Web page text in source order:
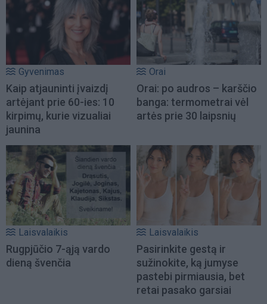
Gyvenimas
Kaip atjauninti įvaizdį
artėjant prie 60-ies: 10
kirpimų, kurie vizualiai
jaunina
Orai
Orai: po audros – karščio
banga: termometrai vėl
artės prie 30 laipsnių
Laisvalaikis
Rugpjūčio 7-ąją vardo
dieną švenčia
Laisvalaikis
Pasirinkite gestą ir
sužinokite, ką jumyse
pastebi pirmiausia, bet
retai pasako garsiai